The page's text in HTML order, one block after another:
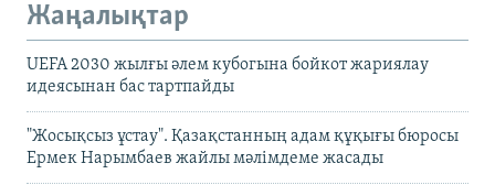
Жаңалықтар
UEFA 2030 жылғы әлем кубогына бойкот жариялау
идеясынан бас тартпайды
"Жосықсыз ұстау". Қазақстанның адам құқығы бюросы
Ермек Нарымбаев жайлы мәлімдеме жасады